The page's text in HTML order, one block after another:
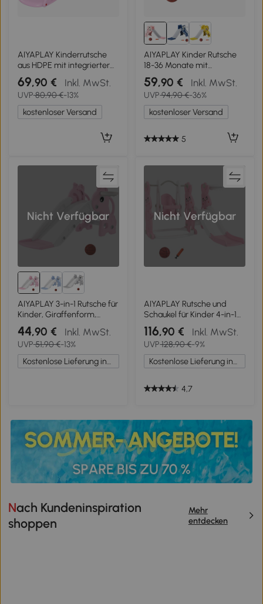
AIYAPLAY Kinderrutsche
aus HDPE mit integrierter
Dämpfungszone, für Sofas,
Betten, Alter 18-48 Monate,
Rosa
69,90 € Inkl. MwSt.
UVP80,90 €-13%
kostenloser Versand
AIYAPLAY Kinder Rutsche
18-36 Monate mit
seitlichem Basketballkorb,
aus Kunststoff, 133x60x70
cm, Rosa und Grau
59,90 € Inkl. MwSt.
UVP94,90 €-36%
kostenloser Versand
5
Nicht Verfügbar
AIYAPLAY 3-in-1 Rutsche für
Kinder, Giraffenform,
Basketballkorb, Ball, Rosa
44,90 € Inkl. MwSt.
UVP51,90 €-13%
Kostenlose Lieferung innerhalb Deutschlands
Nicht Verfügbar
AIYAPLAY Rutsche und
Schaukel für Kinder 4-in-1
mit Basketballkorb,
Rutsche, Schaukel,
147,5x160x107cm, rosa
116,90 € Inkl. MwSt.
UVP128,90 €-9%
Kostenlose Lieferung innerhalb Deutschlands
4,7
Nach Kundeninspiration
shoppen
Mehr
entdecken